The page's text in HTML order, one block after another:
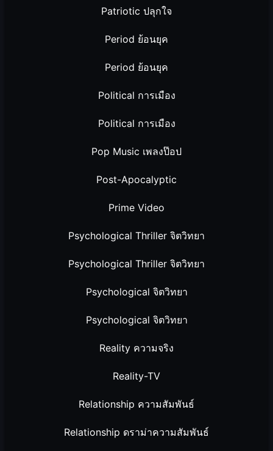
Patriotic ปลุกใจ
Period ย้อนยุค
Period ย้อนยุค
Political การเมือง
Political การเมือง
Pop Music เพลงป๊อป
Post-Apocalyptic
Prime Video
Psychological Thriller จิตวิทยา
Psychological Thriller จิตวิทยา
Psychological จิตวิทยา
Psychological จิตวิทยา
Reality ความจริง
Reality-TV
Relationship ความสัมพันธ์
Relationship ดราม่าความสัมพันธ์